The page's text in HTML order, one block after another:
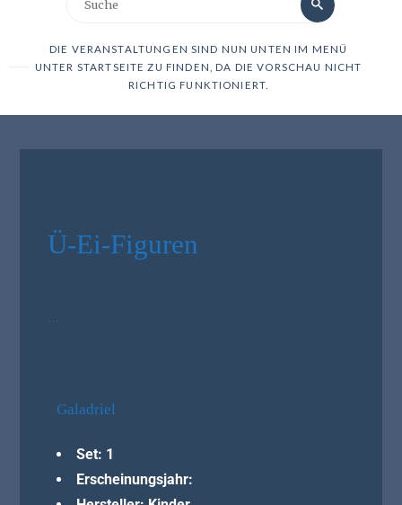
DIE VERANSTALTUNGEN SIND NUN UNTEN IM MENÜ
UNTER STARTSEITE ZU FINDEN, DA DIE VORSCHAU NICHT
RICHTIG FUNKTIONIERT.
Ü-Ei-Figuren
…
Galadriel
Set: 1
Erscheinungsjahr: